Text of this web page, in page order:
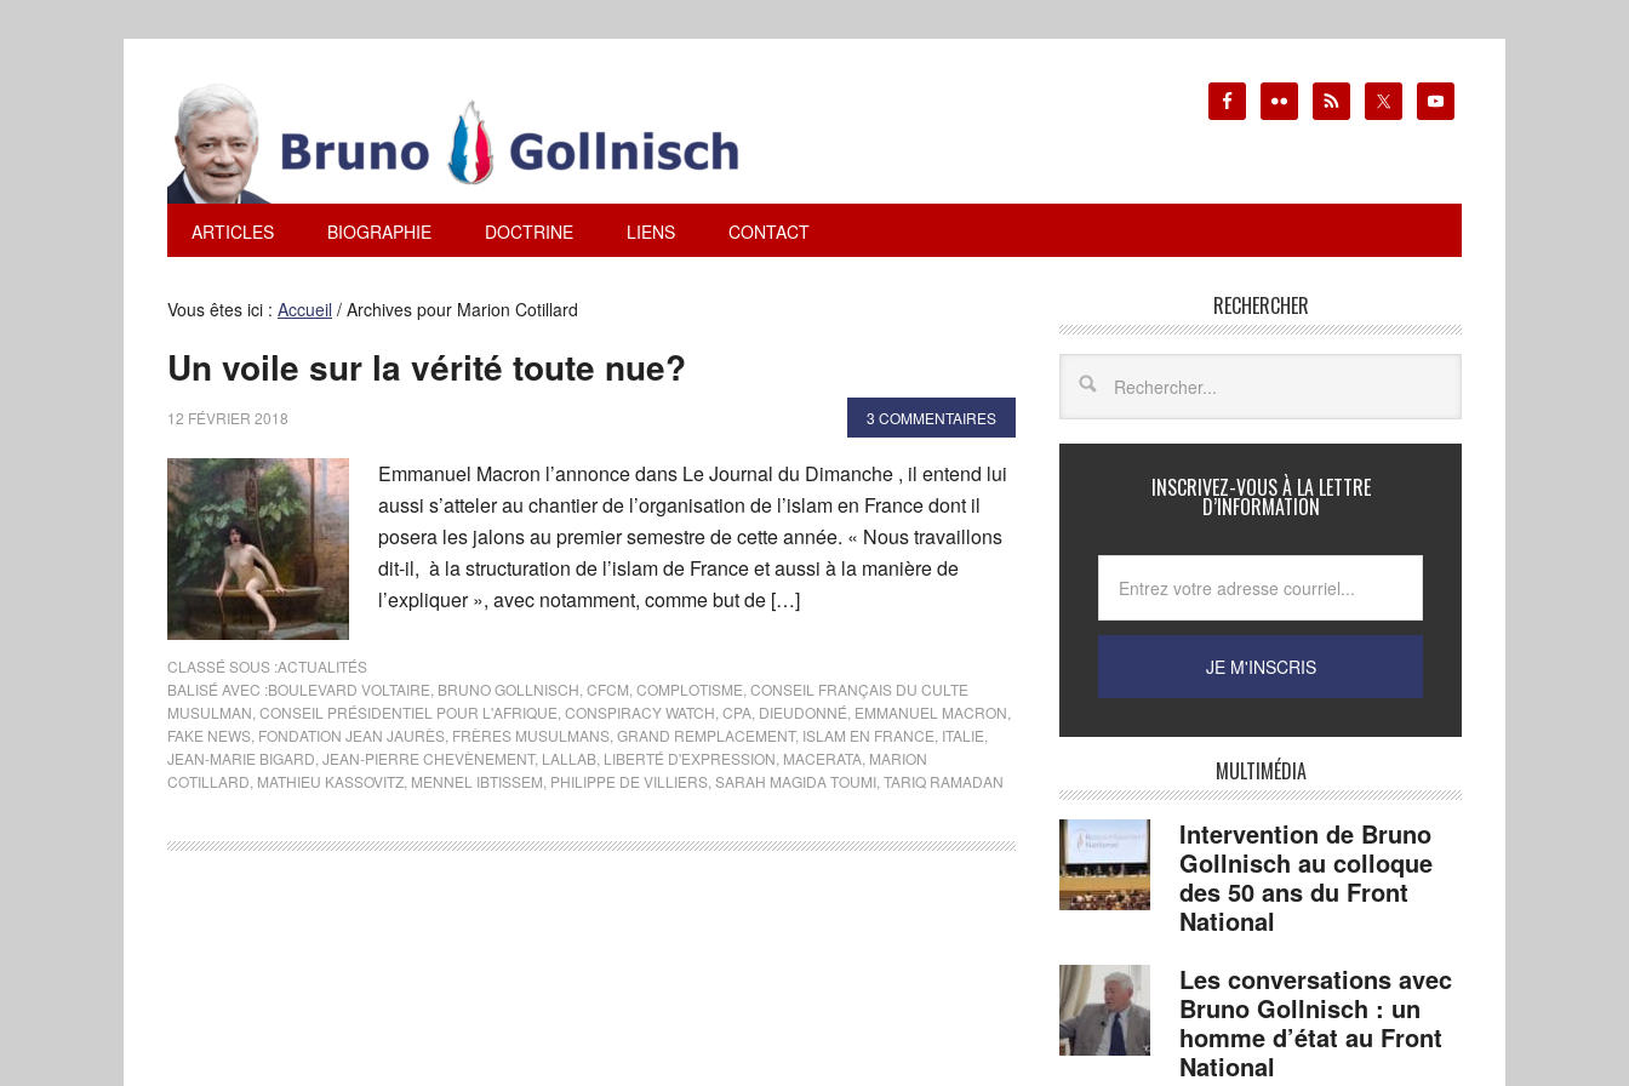
ARTICLES BIOGRAPHIE DOCTRINE LIENS CONTACT
Vous êtes ici : Accueil / Archives pour Marion Cotillard
Un voile sur la vérité toute nue?
12 FÉVRIER 2018 3 COMMENTAIRES
Emmanuel Macron l’annonce dans Le Journal du Dimanche , il entend lui
aussi s’atteler au chantier de l’organisation de l’islam en France dont il
posera les jalons au premier semestre de cette année. « Nous travaillons
dit-il, à la structuration de l’islam de France et aussi à la manière de
l’expliquer », avec notamment, comme but de […]
CLASSÉ SOUS :ACTUALITÉS
BALISÉ AVEC :BOULEVARD VOLTAIRE BRUNO GOLLNISCH CFCM COMPLOTISME CONSEIL FRANÇAIS DU CULTE
MUSULMAN CONSEIL PRÉSIDENTIEL POUR L'AFRIQUE CONSPIRACY WATCH CPA DIEUDONNÉ EMMANUEL MACRON
FAKE NEWS FONDATION JEAN JAURÈS FRÈRES MUSULMANS GRAND REMPLACEMENT, ISLAM EN FRANCE ITALIE
JEAN-MARIE BIGARD JEAN-PIERRE CHEVÈNEMENT, LALLAB LIBERTÉ D'EXPRESSION MACERATA MARION
COTILLARD MATHIEU KASSOVITZ MENNEL IBTISSEM PHILIPPE DE VILLIERS SARAH MAGIDA TOUMI TARIQ RAMADAN
RECHERCHER
INSCRIVEZ-VOUS À LA LETTRE
D’INFORMATION
MULTIMÉDIA
Intervention de Bruno
Gollnisch au colloque
des 50 ans du Front
National
Les conversations avec
Bruno Gollnisch : un
homme d’état au Front
National